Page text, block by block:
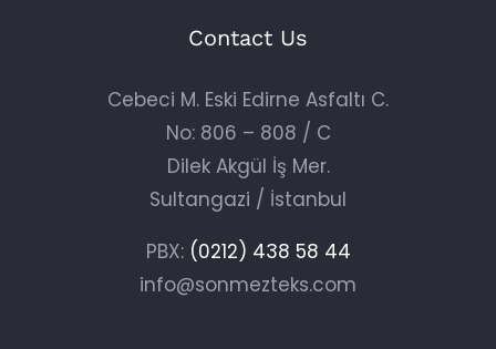
Contact Us
Cebeci M. Eski Edirne Asfaltı C.
No: 806 – 808 / C
Dilek Akgül İş Mer.
Sultangazi / İstanbul
PBX: (0212) 438 58 44
info@sonmezteks.com